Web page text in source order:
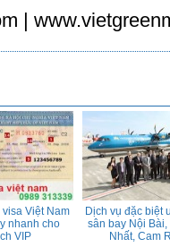
|
visa Việt Nam
nhanh cho
VIP
Dịch vụ đặc biệt
sân bay Nội Bài,
Nhất, Cam